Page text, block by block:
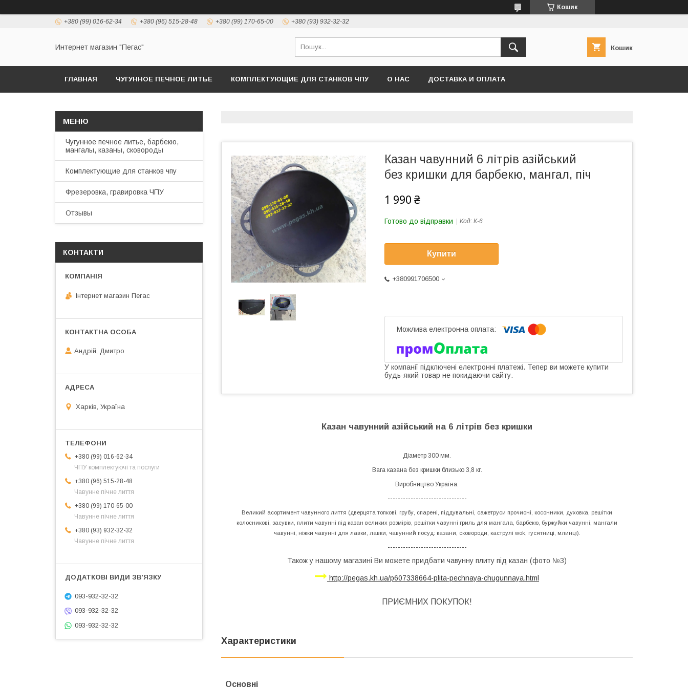
Кошик
+380 (99) 016-62-34 +380 (96) 515-28-48 +380 (99) 170-65-00 +380 (93) 932-32-32
Интернет магазин "Пегас" Кошик
ГЛАВНАЯ ЧУГУННОЕ ПЕЧНОЕ ЛИТЬЕ КОМПЛЕКТУЮЩИЕ ДЛЯ СТАНКОВ ЧПУ О НАС ДОСТАВКА И ОПЛАТА
Казан чавунний 6 літрів азійський
без кришки для барбекю, мангал, піч
1 990 ₴
Готово до відправки Код: К-6
Купити
+380991706500
У компанії підключені електронні платежі. Тепер ви можете купити
будь-який товар не покидаючи сайту.
Казан чавунний азійський на 6 літрів без кришки
Діаметр 300 мм.
Вага казана без кришки близько 3,8 кг.
Виробництво Україна.
-------------------------------
Великий асортимент чавунного лиття (дверцята топкові, грубу, спарені, піддувальні, сажетруси прочисні, косонники, духовка, решітки
колосникові, засувки, плити чавунні під казан великих розмірів, решітки чавунні гриль для мангала, барбекю, буржуйки чавунні, мангали
чавунні, ніжки чавунні для лавки, лавки, чавунний посуд: казани, сковороди, каструлі wok, гусятниці, млинці).
-------------------------------
Також у нашому магазині Ви можете придбати чавунну плиту під казан (фото №3)
http://pegas.kh.ua/p607338664-plita-pechnaya-chugunnaya.html
ПРИЄМНИХ ПОКУПОК!
Характеристики
Основні
Чугунное печное литье, барбекю,
мангалы, казаны, сковороды
Комплектующие для станков чпу
Фрезеровка, гравировка ЧПУ
Отзывы
КОНТАКТИ
Інтернет магазин Пегас
Андрій, Дмитро
Харків, Україна
+380 (99) 016-62-34
ЧПУ комплектуючі та послуги
+380 (96) 515-28-48
Чавунне пічне лиття
+380 (99) 170-65-00
Чавунне пічне лиття
+380 (93) 932-32-32
Чавунне пічне лиття
093-932-32-32
093-932-32-32
093-932-32-32